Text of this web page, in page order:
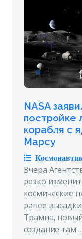
NASA
постройке
корабля с
Марсу
Вчера
резко
космические
ранее
Трампа, новый
создание там